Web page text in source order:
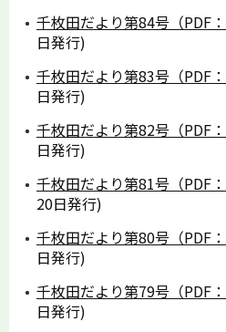
千枚田だより第84号（PDF：
日発行)
千枚田だより第83号（PDF：
日発行)
千枚田だより第82号（PDF：
日発行)
千枚田だより第81号（PDF：
20日発行)
千枚田だより第80号（PDF：
日発行)
千枚田だより第79号（PDF：
日発行)